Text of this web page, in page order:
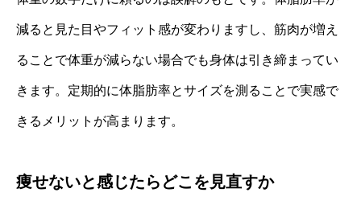
減ると見た目やフィット感が変わりますし、筋肉が増え
ることで体重が減らない場合でも身体は引き締まってい
きます。定期的に体脂肪率とサイズを測ることで実感で
きるメリットが高まります。
痩せないと感じたらどこを見直すか